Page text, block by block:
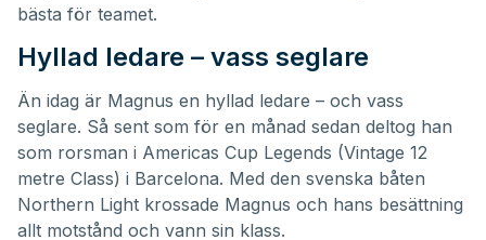
bästa för teamet.
Hyllad ledare – vass seglare
Än idag är Magnus en hyllad ledare – och vass
seglare. Så sent som för en månad sedan deltog han
som rorsman i Americas Cup Legends (Vintage 12
metre Class) i Barcelona. Med den svenska båten
Northern Light krossade Magnus och hans besättning
allt motstånd och vann sin klass.